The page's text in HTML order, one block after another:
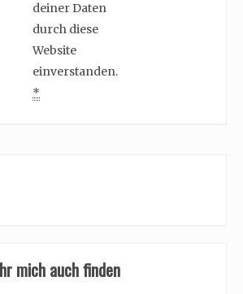
deiner Daten
durch diese
Website
einverstanden.
*
mich auch finden